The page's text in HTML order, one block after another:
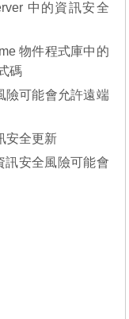
中的資訊安全
物件程式庫中的
碼
險可能會允許遠端
安全更新
訊安全風險可能會